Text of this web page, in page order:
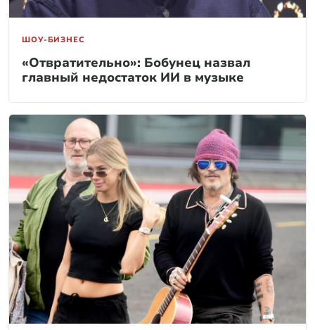
ШОУ-БИЗНЕС
«Отвратительно»: Бобунец назвал
главный недостаток ИИ в музыке